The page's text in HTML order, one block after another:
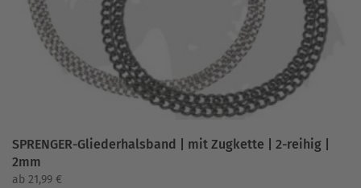
der
Produktseite
gewählt
werden
SPRENGER-Gliederhalsband | mit Zugkette | 2-reihig |
2mm
ab 21,99 €